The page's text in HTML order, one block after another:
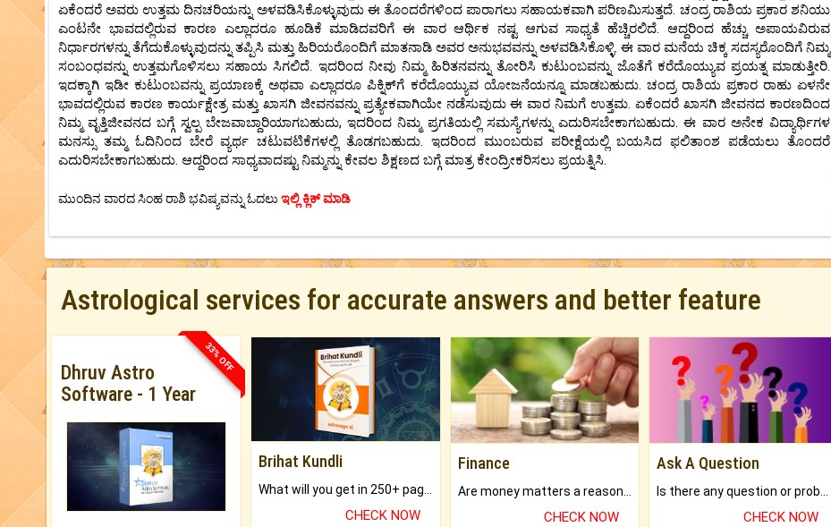
ಏಕೆಂದರೆ ಅವರು ಉತ್ತಮ ದಿನಚರಿಯನ್ನು ಅಳವಡಿಸಿಕೊಳ್ಳುವುದು ಈ ತೊಂದರೆಗಳಿಂದ ಪಾರಾಗಲು ಸಹಾಯಕವಾಗಿ ಪರಿಣಮಿಸುತ್ತದೆ. ಚಂದ್ರ ರಾಶಿಯ ಪ್ರಕಾರ ಶನಿಯು
ಎಂಟನೇ ಭಾವದಲ್ಲಿರುವ ಕಾರಣ ಎಲ್ಲಾದರೂ ಹೂಡಿಕೆ ಮಾಡಿದವರಿಗೆ ಈ ವಾರ ಆರ್ಥಿಕ ನಷ್ಟ ಆಗುವ ಸಾಧ್ಯತೆ ಹೆಚ್ಚಿರಲಿದೆ. ಆದ್ದರಿಂದ ಹೆಚ್ಚು ಅಪಾಯವಿರುವ
ನಿರ್ಧಾರಗಳನ್ನು ತೆಗೆದುಕೊಳ್ಳುವುದನ್ನು ತಪ್ಪಿಸಿ ಮತ್ತು ಹಿರಿಯರೊಂದಿಗೆ ಮಾತನಾಡಿ ಅವರ ಅನುಭವವನ್ನು ಅಳವಡಿಸಿಕೊಳ್ಳಿ. ಈ ವಾರ ಮನೆಯ ಚಿಕ್ಕ ಸದಸ್ಯರೊಂದಿಗೆ ನಿಮ್ಮ
ಸಂಬಂಧವನ್ನು ಉತ್ತಮಗೊಳಿಸಲು ಸಹಾಯ ಸಿಗಲಿದೆ. ಇದರಿಂದ ನೀವು ನಿಮ್ಮ ಹಿರಿತನವನ್ನು ತೋರಿಸಿ ಕುಟುಂಬವನ್ನು ಜೊತೆಗೆ ಕರೆದೊಯ್ಯುವ ಪ್ರಯತ್ನ ಮಾಡುತ್ತೀರಿ.
ಇದಕ್ಕಾಗಿ ಇಡೀ ಕುಟುಂಬವನ್ನು ಪ್ರಯಾಣಕ್ಕೆ ಅಥವಾ ಎಲ್ಲಾದರೂ ಪಿಕ್ನಿಕ್‌ಗೆ ಕರೆದೊಯ್ಯುವ ಯೋಜನೆಯನ್ನೂ ಮಾಡಬಹುದು. ಚಂದ್ರ ರಾಶಿಯ ಪ್ರಕಾರ ರಾಹು ಏಳನೇ
ಭಾವದಲ್ಲಿರುವ ಕಾರಣ ಕಾರ್ಯಕ್ಷೇತ್ರ ಮತ್ತು ಖಾಸಗಿ ಜೀವನವನ್ನು ಪ್ರತ್ಯೇಕವಾಗಿಯೇ ನಡೆಸುವುದು ಈ ವಾರ ನಿಮಗೆ ಉತ್ತಮ. ಏಕೆಂದರೆ ಖಾಸಗಿ ಜೀವನದ ಕಾರಣದಿಂದ
ನಿಮ್ಮ ವೃತ್ತಿಜೀವನದ ಬಗ್ಗೆ ಸ್ವಲ್ಪ ಬೇಜವಾಬ್ದಾರಿಯಾಗಬಹುದು, ಇದರಿಂದ ನಿಮ್ಮ ಪ್ರಗತಿಯಲ್ಲಿ ಸಮಸ್ಯೆಗಳನ್ನು ಎದುರಿಸಬೇಕಾಗಬಹುದು. ಈ ವಾರ ಅನೇಕ ವಿದ್ಯಾರ್ಥಿಗಳ
ಮನಸ್ಸು ತಮ್ಮ ಓದಿನಿಂದ ಬೇರೆ ವ್ಯರ್ಥ ಚಟುವಟಿಕೆಗಳಲ್ಲಿ ತೊಡಗಬಹುದು. ಇದರಿಂದ ಮುಂಬರುವ ಪರೀಕ್ಷೆಯಲ್ಲಿ ಬಯಸಿದ ಫಲಿತಾಂಶ ಪಡೆಯಲು ತೊಂದರೆ
ಎದುರಿಸಬೇಕಾಗಬಹುದು. ಆದ್ದರಿಂದ ಸಾಧ್ಯವಾದಷ್ಟು ನಿಮ್ಮನ್ನು ಕೇವಲ ಶಿಕ್ಷಣದ ಬಗ್ಗೆ ಮಾತ್ರ ಕೇಂದ್ರೀಕರಿಸಲು ಪ್ರಯತ್ನಿಸಿ.
ಮುಂದಿನ ವಾರದ ಸಿಂಹ ರಾಶಿ ಭವಿಷ್ಯವನ್ನು ಓದಲು ಇಲ್ಲಿ ಕ್ಲಿಕ್ ಮಾಡಿ
Astrological services for accurate answers and better feature
33% OFF
Dhruv Astro
Software - 1 Year
Brihat Kundli
CHECK NOW
Finance
CHECK NOW
Ask A Question
CHECK NOW